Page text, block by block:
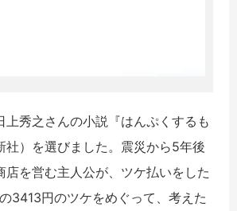
秀之さんの小説『はんぷくするも
社）を選びました。震災から5年後
店を営む主人公が、ツケ払いをした
3413円のツケをめぐって、考えた